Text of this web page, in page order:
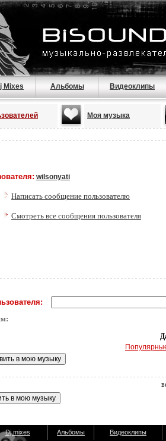
Mixes Альбомы Видеоклипы
Моя музыка
wilsonyati
Написать сообщение пользователю
Смотреть все сообщения пользователя
Dj mixes Альбомы
Видеоклипы